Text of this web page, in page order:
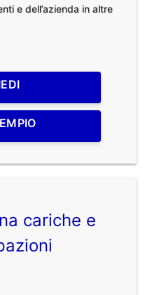
e dell’azienda in altre
cariche e